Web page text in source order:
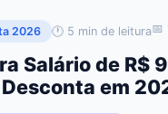
2026 🕐 5 min de leitura📅
Salário de R$
em